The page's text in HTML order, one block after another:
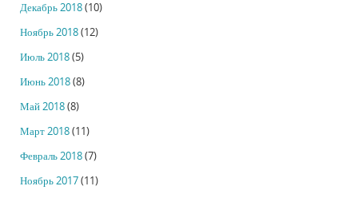
Декабрь 2018(10)
Ноябрь 2018(12)
Июль 2018(5)
Июнь 2018(8)
Май 2018(8)
Март 2018(11)
Февраль 2018(7)
Ноябрь 2017(11)